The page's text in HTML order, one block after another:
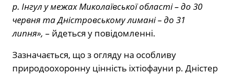
р. Інгул у межах Миколаївської області – до 30
червня та Дністровському лимані – до 31
липня», – йдеться у повідомленні.
Зазначається, що з огляду на особливу
природоохоронну цінність іхтіофауни р. Дністер